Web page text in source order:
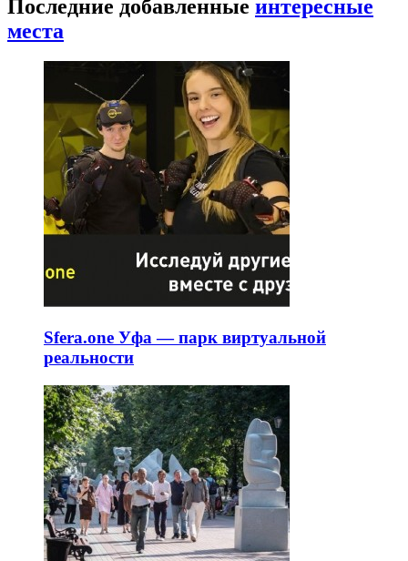
Последние добавленные интересные
места
Sfera.one Уфа — парк виртуальной
реальности